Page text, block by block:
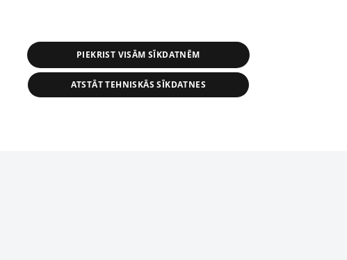
PIEKRIST VISĀM SĪKDATNĒM
ATSTĀT TEHNISKĀS SĪKDATNES